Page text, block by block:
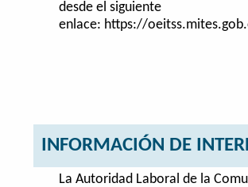
desde el siguiente
enlace: https://
INFORMACIÓN DE
La Autoridad Laboral de la